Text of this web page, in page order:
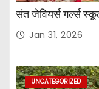
संत जेवियर्स गर्ल्स
Jan 31, 2026
UNCATEGORIZED